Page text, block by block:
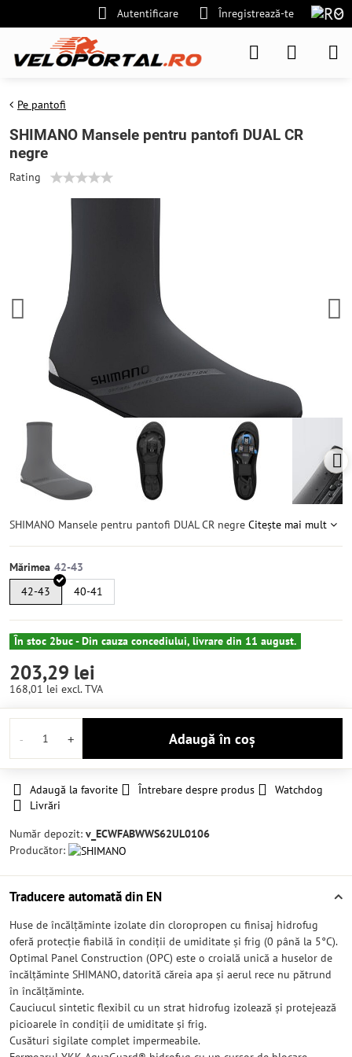
Autentificare Înregistrează-te
Pe pantofi
SHIMANO Mansele pentru pantofi DUAL CR
negre
Rating
SHIMANO Mansele pentru pantofi DUAL CR negre Citește mai mult
Mărimea
42-43
40-41
În stoc 2buc - Din cauza concediului, livrare din 11 august.
203,29 lei
168,01 lei excl. TVA
Adaugă în coș
Adaugă la favorite Întrebare despre produs
Watchdog
Livrări
Număr depozit: v_ECWFABWWS62UL0106
Producător:
Traducere automată din EN
Huse de încălțăminte izolate din cloropropen cu finisaj hidrofug
oferă protecție fiabilă în condiții de umiditate și frig (0 până la 5°C).
Optimal Panel Construction (OPC) este o croială unică a huselor de
încălțăminte SHIMANO, datorită căreia apa și aerul rece nu pătrund
în încălțăminte.
Cauciucul sintetic flexibil cu un strat hidrofug izolează și protejează
picioarele în condiții de umiditate și frig.
Cusături sigilate complet impermeabile.